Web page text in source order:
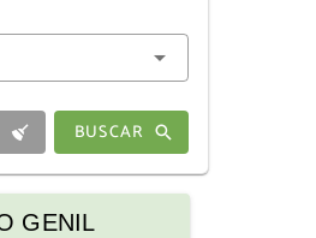
BUSCAR
GENIL